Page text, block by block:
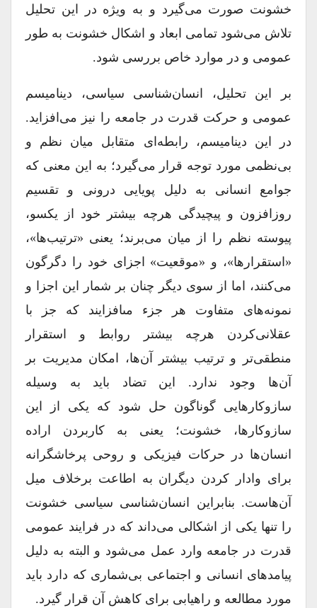
خشونت صورت مى‏‌گیرد و به‏ ویژه در این تحلیل
تلاش مى‏‌شود تمامى ابعاد و اشکال خشونت به‏ طور
عمومى و در موارد خاص بررسى شود.
بر این تحلیل، انسان‏‌شناسى سیاسى، دینامیسم
عمومى و حرکت قدرت در جامعه را نیز مى‏‌افزاید.
در این دینامیسم، رابطه‏‌اى متقابل میان نظم و
بى‏‌نظمى مورد توجه قرار مى‏‌گیرد؛ به این معنى که
جوامع انسانى به‏ دلیل پویایى درونى و تقسیم
روزافزون و پیچیدگى هرچه بیش‏تر خود از یک‏سو،
پیوسته نظم را از میان مى‏‌برند؛ یعنى «ترتیب‏‌ها»،
«استقرارها»، و «موقعیت» اجزاى خود را دگرگون
مى‏‌کنند، اما از سوى دیگر چنان بر شمار این اجزا و
نمونه‏‌هاى متفاوت هر جزء مى‏افزایند که جز با
عقلانى‏‌کردن هرچه بیش‏تر روابط و استقرار
منطقى‏‌تر و ترتیب بیش‏تر آن‏‌ها، امکان مدیریت بر
آن‏‌ها وجود ندارد. این تضاد باید به‏ وسیله
سازوکارهایى گوناگون حل شود که یکى از این
سازوکارها، خشونت؛ یعنى به کاربردن اراده
انسان‏‌ها در حرکات فیزیکى و روحى پرخاشگرانه
براى وادار کردن دیگران به اطاعت برخلاف میل
آن‏‌هاست. بنابراین انسان‏‌شناسى سیاسى خشونت
را تنها یکى از اشکالى مى‏‌داند که در فرایند عمومى
قدرت در جامعه وارد عمل مى‏‌شود و البته به ‏دلیل
پیامدهاى انسانى و اجتماعى بى‏‌شمارى که دارد باید
مورد مطالعه و راهیابى براى کاهش آن قرار گیرد.